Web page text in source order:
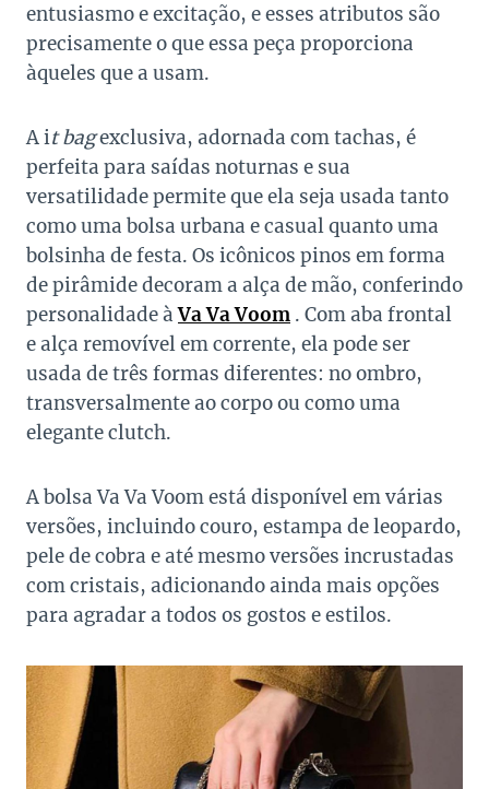
entusiasmo e excitação, e esses atributos são
precisamente o que essa peça proporciona
àqueles que a usam.
A it bagexclusiva, adornada com tachas, é
perfeita para saídas noturnas e sua
versatilidade permite que ela seja usada tanto
como uma bolsa urbana e casual quanto uma
bolsinha de festa. Os icônicos pinos em forma
de pirâmide decoram a alça de mão, conferindo
personalidade àVa Va Voom . Com aba frontal
e alça removível em corrente, ela pode ser
usada de três formas diferentes: no ombro,
transversalmente ao corpo ou como uma
elegante clutch.
A bolsa Va Va Voom está disponível em várias
versões, incluindo couro, estampa de leopardo,
pele de cobra e até mesmo versões incrustadas
com cristais, adicionando ainda mais opções
para agradar a todos os gostos e estilos.